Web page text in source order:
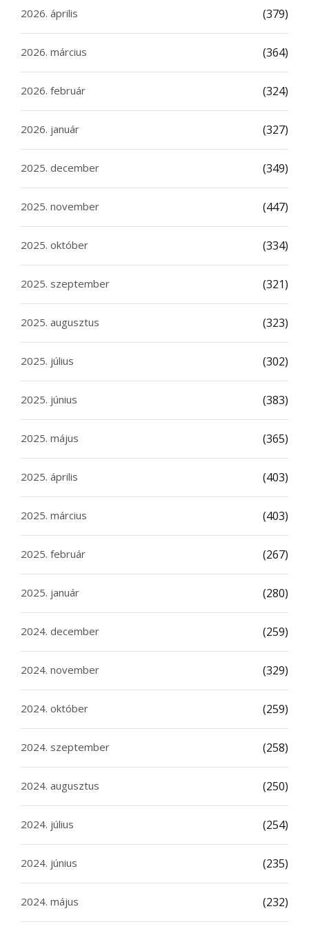
2026. április (379)
2026. március (364)
2026. február (324)
2026. január (327)
2025. december (349)
2025. november (447)
2025. október (334)
2025. szeptember (321)
2025. augusztus (323)
2025. július (302)
2025. június (383)
2025. május (365)
2025. április (403)
2025. március (403)
2025. február (267)
2025. január (280)
2024. december (259)
2024. november (329)
2024. október (259)
2024. szeptember (258)
2024. augusztus (250)
2024. július (254)
2024. június (235)
2024. május (232)